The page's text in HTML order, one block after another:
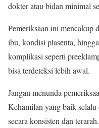
dokter atau bidan minimal
Pemeriksaan ini mencakup
ibu, kondisi plasenta,
komplikasi seperti
bisa terdeteksi lebih awal.
Jangan menunda
Kehamilan yang baik
secara konsisten dan terarah.